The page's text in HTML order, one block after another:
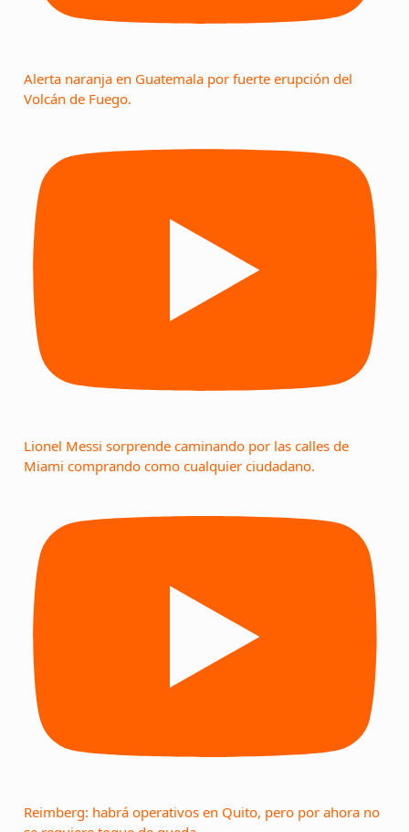
Alerta naranja en Guatemala por fuerte erupción del
Volcán de Fuego.
Lionel Messi sorprende caminando por las calles de
Miami comprando como cualquier ciudadano.
Reimberg: habrá operativos en Quito, pero por ahora no